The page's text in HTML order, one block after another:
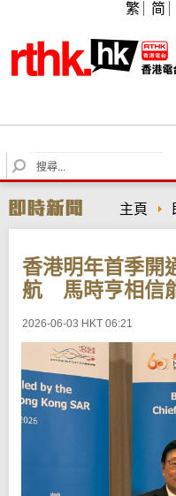
繁 简
S
e
r
c
主頁
香港明年首季開
航 馬時亨相信
2026-06-03 HKT 06:21